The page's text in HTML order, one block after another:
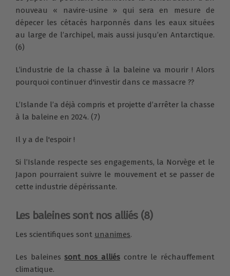
nouveau « navire-usine » qui sera en mesure de
dépecer les cétacés harponnés dans les eaux situées
au large de l’archipel, mais aussi jusqu’en Antarctique.
(6)
L’industrie de la chasse à la baleine va mourir ! Alors
pourquoi continuer d'investir dans ce massacre ??
L’Islande l’a déjà compris et projette d’arrêter la chasse
à la baleine en 2024. (7)
Il y a de l'espoir !
Si l’Islande respecte ses engagements, la Norvège et le
Japon pourraient suivre le mouvement et se passer de
cette industrie dépérissante.
Les baleines sont nos alliés (8)
Les scientifiques sont unanimes.
Les baleinessont nos alliéscontre le réchauffement
climatique.